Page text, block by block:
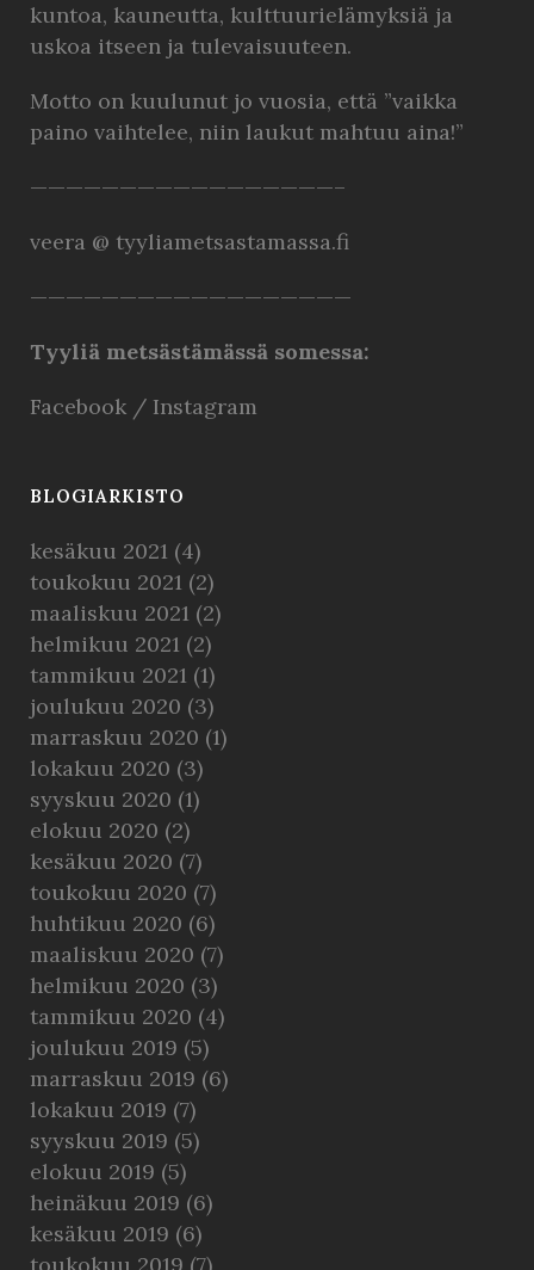
kuntoa, kauneutta, kulttuurielämyksiä ja
uskoa itseen ja tulevaisuuteen.
Motto on kuulunut jo vuosia, että ”vaikka
paino vaihtelee, niin laukut mahtuu aina!”
—————————————————–
veera @ tyyliametsastamassa.fi
——————————————————
Tyyliä metsästämässä somessa:
Facebook / Instagram
BLOGIARKISTO
kesäkuu 2021 (4)
toukokuu 2021 (2)
maaliskuu 2021 (2)
helmikuu 2021 (2)
tammikuu 2021 (1)
joulukuu 2020 (3)
marraskuu 2020 (1)
lokakuu 2020 (3)
syyskuu 2020 (1)
elokuu 2020 (2)
kesäkuu 2020 (7)
toukokuu 2020 (7)
huhtikuu 2020 (6)
maaliskuu 2020 (7)
helmikuu 2020 (3)
tammikuu 2020 (4)
joulukuu 2019 (5)
marraskuu 2019 (6)
lokakuu 2019 (7)
syyskuu 2019 (5)
elokuu 2019 (5)
heinäkuu 2019 (6)
kesäkuu 2019 (6)